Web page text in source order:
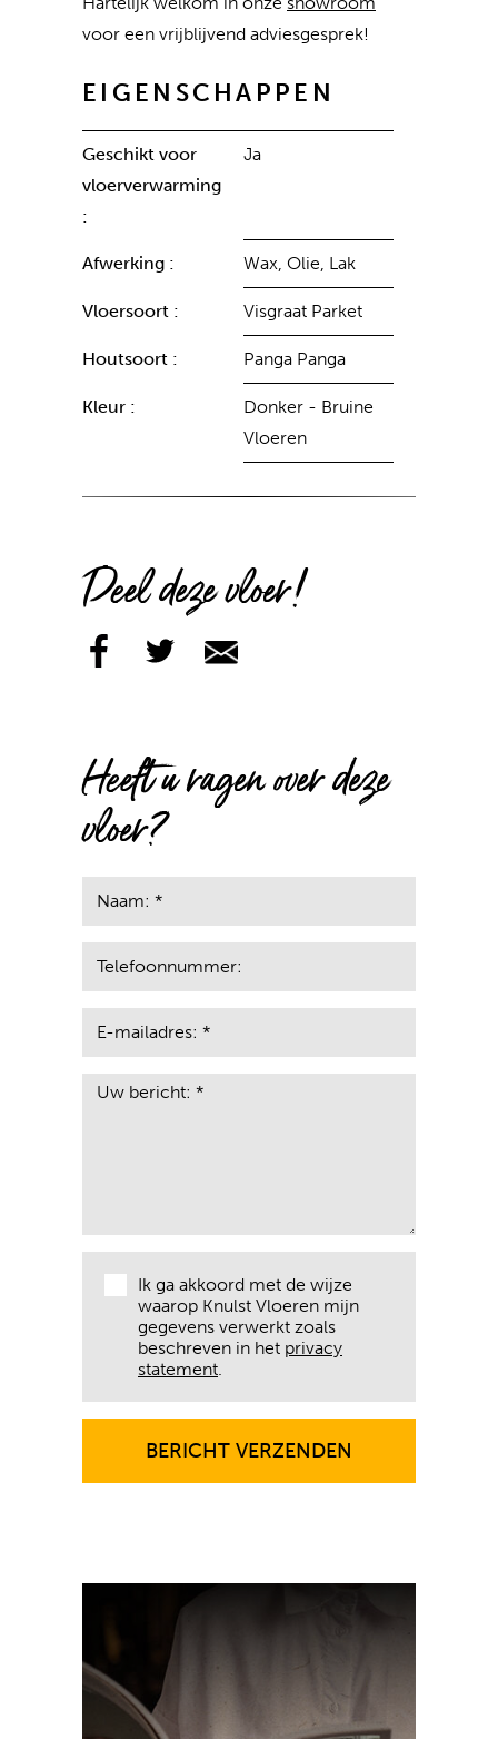
voor een vrijblijvend adviesgesprek!
EIGENSCHAPPEN
Geschikt voor
vloerverwarming
:
Ja
Afwerking : Wax, Olie, Lak
Vloersoort : Visgraat Parket
Houtsoort : Panga Panga
Kleur :
Donker - Bruine
Vloeren
Deel deze vloer!
Heeft u ragen over deze
vloer?
Ik ga akkoord met de wijze
waarop Knulst Vloeren mijn
gegevens verwerkt zoals
beschreven in het privacy
statement
BERICHT VERZENDEN
BERICHT VERZENDEN